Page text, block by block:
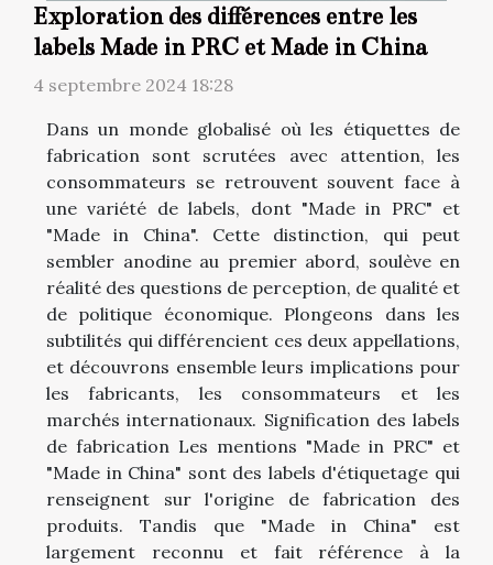
Exploration des différences entre les
labels Made in PRC et Made in China
4 septembre 2024 18:28
Dans un monde globalisé où les étiquettes de
fabrication sont scrutées avec attention, les
consommateurs se retrouvent souvent face à
une variété de labels, dont "Made in PRC" et
"Made in China". Cette distinction, qui peut
sembler anodine au premier abord, soulève en
réalité des questions de perception, de qualité et
de politique économique. Plongeons dans les
subtilités qui différencient ces deux appellations,
et découvrons ensemble leurs implications pour
les fabricants, les consommateurs et les
marchés internationaux. Signification des labels
de fabrication Les mentions "Made in PRC" et
"Made in China" sont des labels d'étiquetage qui
renseignent sur l'origine de fabrication des
produits. Tandis que "Made in China" est
largement reconnu et fait référence à la